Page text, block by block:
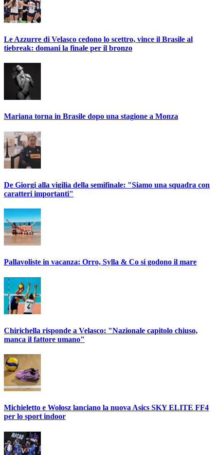
Le Azzurre di Velasco cedono lo scettro, vince il Brasile al
tiebreak: domani la finale per il bronzo
Mariana torna in Brasile dopo una stagione a Monza
De Giorgi alla vigilia della semifinale: "Siamo una squadra con
caratteri importanti"
Pallavoliste in vacanza: Orro, Sylla & Co si godono il mare
Chirichella risponde a Velasco: "Nazionale capitolo chiuso,
manca il fattore umano"
Michieletto e Wołosz lanciano la nuova Asics SKY ELITE FF4
per lo sport indoor